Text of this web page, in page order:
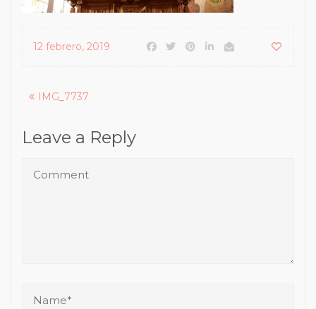
12 febrero, 2019
Posts
IMG_7737
Leave a Reply